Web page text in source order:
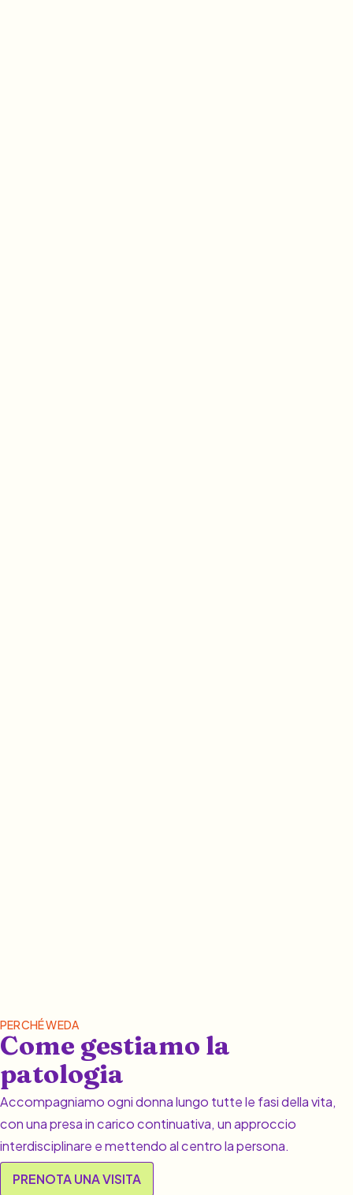
PERCHÉ WEDA
Come gestiamo la
patologia
Accompagniamo ogni donna lungo tutte le fasi della vita,
con una presa in carico continuativa, un approccio
interdisciplinare e mettendo al centro la persona.
PRENOTA UNA VISITA